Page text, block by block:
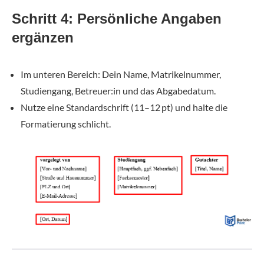
Schritt 4: Persönliche Angaben
ergänzen
Im unteren Bereich: Dein Name, Matrikelnummer,
Studiengang, Betreuer:in und das Abgabedatum.
Nutze eine Standardschrift (11–12 pt) und halte die
Formatierung schlicht.